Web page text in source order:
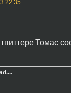
22:35
Томас